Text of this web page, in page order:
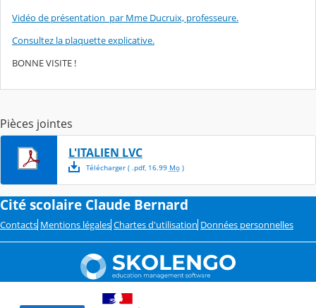
Vidéo de présentation par Mme Ducruix, professeure.
Consultez la plaquette explicative.
BONNE VISITE !
Pièces jointes
L'ITALIEN LVC
Télécharger( .pdf, 16.99 Mo)
Cité scolaire Claude Bernard
Contacts Mentions légales Chartes d'utilisation Données personnelles